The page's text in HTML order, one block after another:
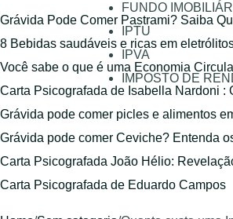
FUNDO
IPTU
IPVA
IMPOSTO DE
Grávida Pode Comer Pastrami? Saiba
8 Bebidas saudáveis e ricas em
Você sabe o que é uma Economia
Carta Psicografada de Isabella Nardoni :
Grávida pode comer picles e alimentos
Grávida pode comer Ceviche? Entenda
Carta Psicografada João Hélio:
Carta Psicografada de Eduardo Campos